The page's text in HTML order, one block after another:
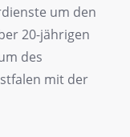
um den
20-jährigen
des
mit der